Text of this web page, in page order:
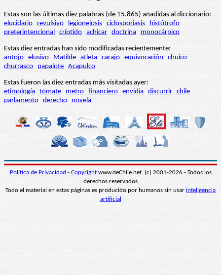
Estas son las últimas diez palabras (de 15.865) añadidas al diccionario:
elucidario
revulsivo legionelosis ciclosporiasis
histótrofo
preterintencional críptido achicar doctrina monocárpico
Estas diez entradas han sido modificadas recientemente:
antojo elusivo Matilde atleta carajo equivocación
chuico
churrasco
papalote Acapulco
Estas fueron las diez entradas más visitadas ayer:
etimología tomate metro financiero envidia discurrir chile
parlamento derecho novela
Política de Privacidad - Copyrightwww.deChile.net. (c) 2001-2026 - Todos los
derechos reservados
Todo el material en estas páginas es producido por humanos sin usar inteligencia
artificial